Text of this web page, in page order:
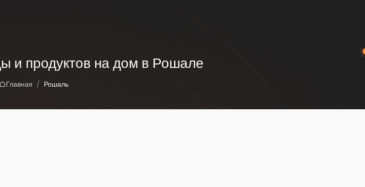
и продуктов на дом в Рошале
Главная Рошаль